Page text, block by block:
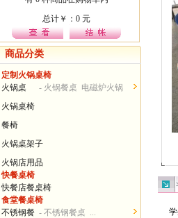
商品分类
定制火锅桌椅
- 火锅餐桌 电磁炉火锅
火锅桌
火锅桌椅
餐椅
火锅桌架子
火锅店用品
快餐桌椅
快餐店餐桌椅
食堂餐桌椅
- 不锈钢餐桌 ...
不锈钢餐